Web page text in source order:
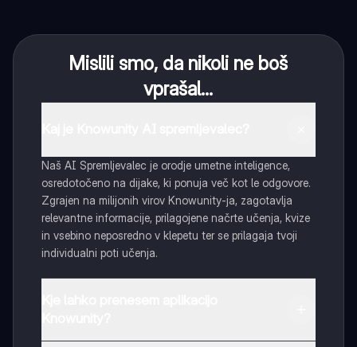
Mislili smo, da nikoli ne boš
vprašal...
Naš AI Spremljevalec je orodje umetne inteligence,
osredotočeno na dijake, ki ponuja več kot le odgovore.
Zgrajen na milijonih virov Knowunity-ja, zagotavlja
relevantne informacije, prilagojene načrte učenja, kvize
in vsebino neposredno v klepetu ter se prilagaja tvoji
individualni poti učenja.